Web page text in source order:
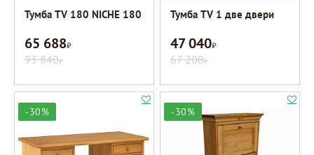
Тумба TV 180 NICHE 180
65 688Р
93 840Р
Тумба TV 1 две двери
47 040Р
67 200Р
-30% -30%